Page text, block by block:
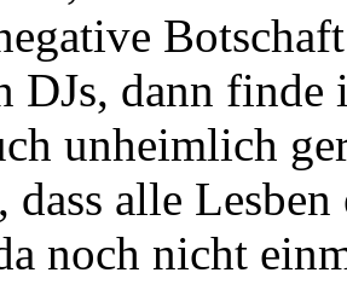
DJs, dann
unheimlich
dass alle
noch nicht